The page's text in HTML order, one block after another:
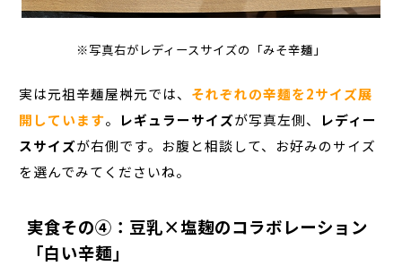
※写真右がレディースサイズの「みそ辛麺」
実は元祖辛麺屋桝元では、 それぞれの辛麺を2サイズ展
開しています。 レギュラーサイズが写真左側、
レディー
スサイズが右側です。お腹と相談して、お好みのサイズ
を選んでみてくださいね。
実食その④：豆乳×塩麹のコラボレーション
「白い辛麺」